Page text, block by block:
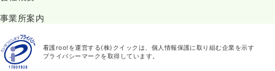
事業所案内
看護roo!を運営する(株)クイックは、個人情報保護に取り組む企業を示す
プライバシーマークを取得しています。